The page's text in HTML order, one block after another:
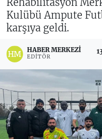
Kulübü Ampute
karşıya geldi.
HABER MERKEZI
EDITÖR